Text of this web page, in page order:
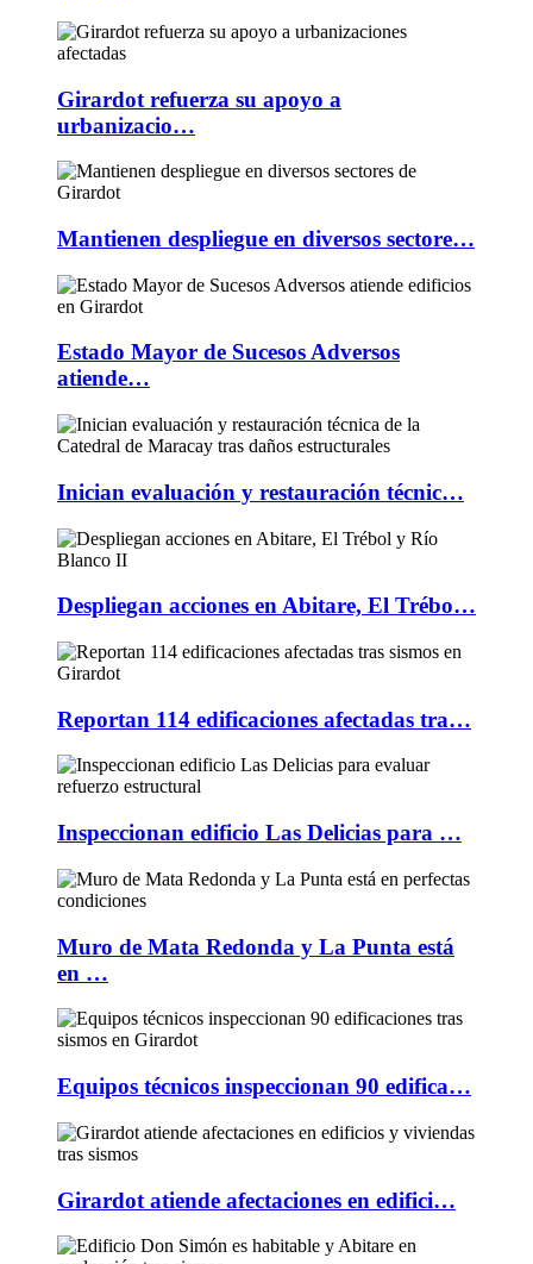
Girardot refuerza su apoyo a
urbanizacio…
Mantienen despliegue en diversos sectore…
Estado Mayor de Sucesos Adversos
atiende…
Inician evaluación y restauración técnic…
Despliegan acciones en Abitare, El Trébo…
Reportan 114 edificaciones afectadas tra…
Inspeccionan edificio Las Delicias para …
Muro de Mata Redonda y La Punta está
en …
Equipos técnicos inspeccionan 90 edifica…
Girardot atiende afectaciones en edifici…